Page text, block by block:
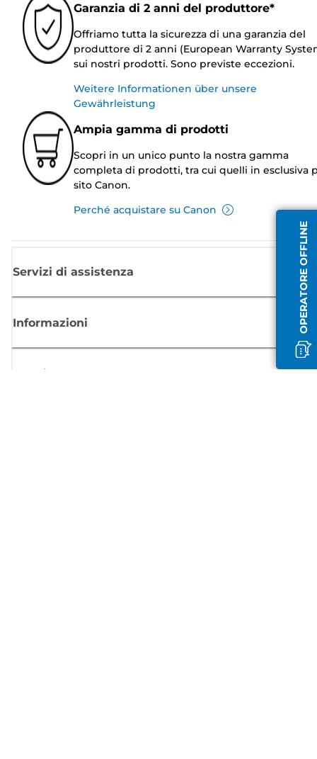
OPERATORE OFFLINE
Garanzia di 2 anni del produttore*
Offriamo tutta la sicurezza di una garanzia del
produttore di 2 anni (European Warranty
sui nostri prodotti. Sono previste eccezioni.
Weitere Informationen über unsere
Gewährleistung
Ampia gamma di prodotti
Scopri in un unico punto la nostra gamma
completa di prodotti, tra cui quelli in esclusiva
sito Canon.
Perché acquistare su Canon
Servizi di assistenza
Informazioni
Acquisto